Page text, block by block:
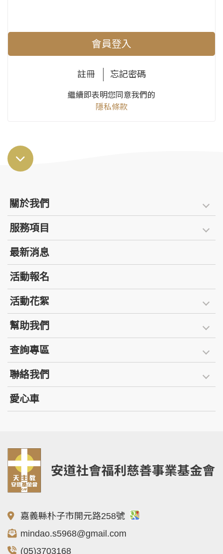
會員登入
註冊 忘記密碼
繼續即表明您同意我們的
隱私條款
關於我們
服務項目
最新消息
活動報名
活動花絮
幫助我們
查詢專區
聯絡我們
愛心車
嘉義縣朴子市開元路258號
mindao.s5968@gmail.com
(05)3703168